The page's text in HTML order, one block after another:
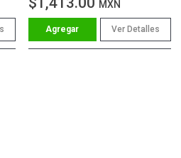
MXN
Ver Detalles